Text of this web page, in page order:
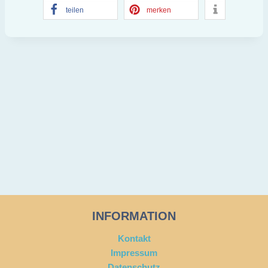
teilen merken
INFORMATION
Kontakt
Impressum